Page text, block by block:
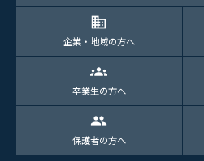
domain
企業・地域の方へ
groups
卒業生の方へ
group
保護者の方へ